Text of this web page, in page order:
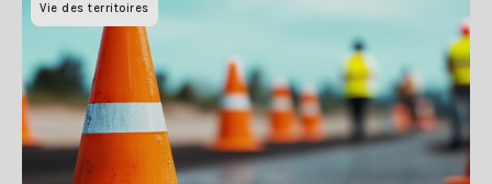
Vie des territoires